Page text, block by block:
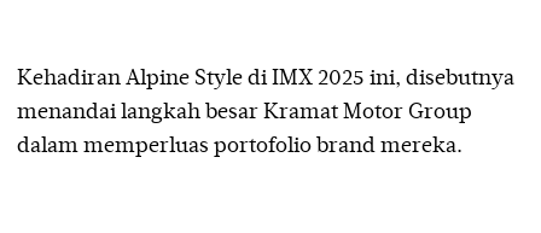
Kehadiran Alpine Style di IMX 2025 ini, disebutnya
menandai langkah besar Kramat Motor Group
dalam memperluas portofolio brand mereka.